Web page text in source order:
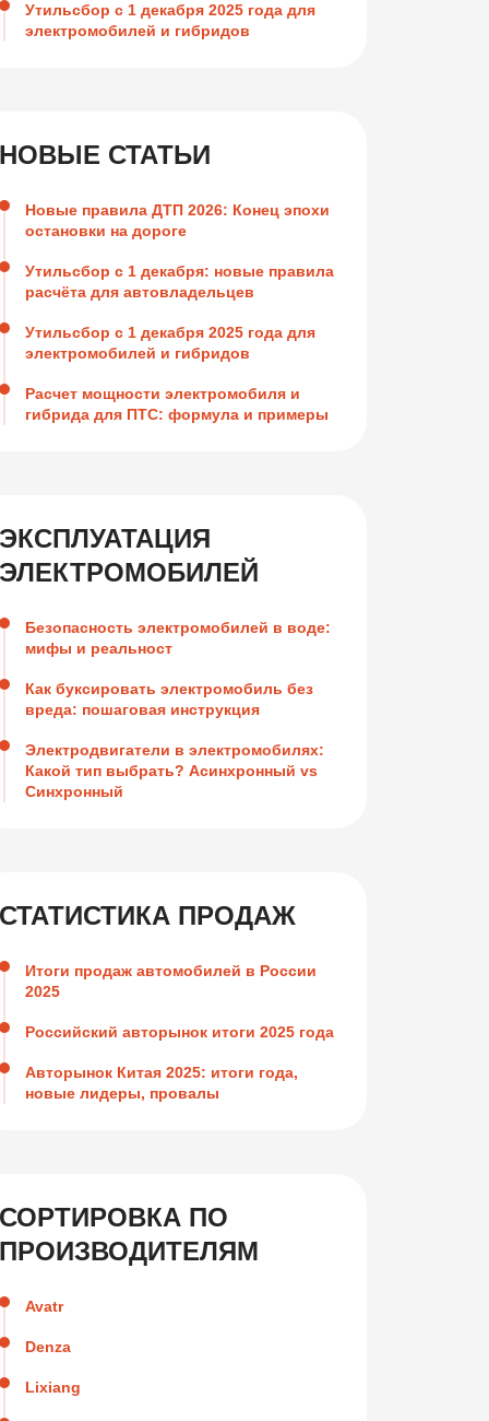
Утильсбор с 1 декабря 2025 года для
электромобилей и гибридов
НОВЫЕ СТАТЬИ
Новые правила ДТП 2026: Конец эпохи
остановки на дороге
Утильсбор с 1 декабря: новые правила
расчёта для автовладельцев
Утильсбор с 1 декабря 2025 года для
электромобилей и гибридов
Расчет мощности электромобиля и
гибрида для ПТС: формула и примеры
ЭКСПЛУАТАЦИЯ
ЭЛЕКТРОМОБИЛЕЙ
Безопасность электромобилей в воде:
мифы и реальност
Как буксировать электромобиль без
вреда: пошаговая инструкция
Электродвигатели в электромобилях:
Какой тип выбрать? Асинхронный vs
Синхронный
СТАТИСТИКА ПРОДАЖ
Итоги продаж автомобилей в России
2025
Российский авторынок итоги 2025 года
Авторынок Китая 2025: итоги года,
новые лидеры, провалы
СОРТИРОВКА ПО
ПРОИЗВОДИТЕЛЯМ
Avatr
Denza
Lixiang